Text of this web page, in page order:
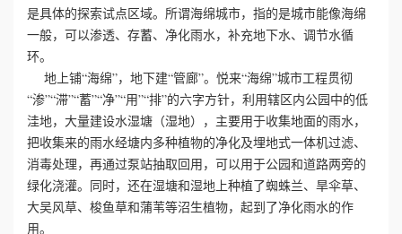
程
案
例
新
是具体的探索试点区域。所谓海绵城市，指的是城市能像海绵
一般，可以渗透、存蓄、净化雨水，补充地下水、调节水循
环。
地上铺“海绵”，地下建“管廊”。悦来“海绵”城市工程贯彻
“渗”“滞”“蓄”“净”“用”“排”的六字方针，利用辖区内公园中的低
洼地，大量建设水湿塘（湿地），主要用于收集地面的雨水，
把收集来的雨水经塘内多种植物的净化及埋地式一体机过滤、
消毒处理，再通过泵站抽取回用，可以用于公园和道路两旁的
绿化浇灌。同时，还在湿塘和湿地上种植了蜘蛛兰、旱伞草、
大吴风草、梭鱼草和蒲苇等沼生植物，起到了净化雨水的作
用。